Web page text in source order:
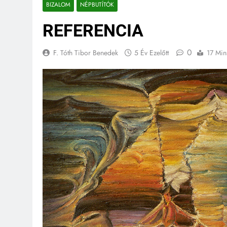
BIZALOM NÉPBUTÍTÓK
REFERENCIA
F. Tóth Tibor Benedek 5 Év Ezelőtt 0 17